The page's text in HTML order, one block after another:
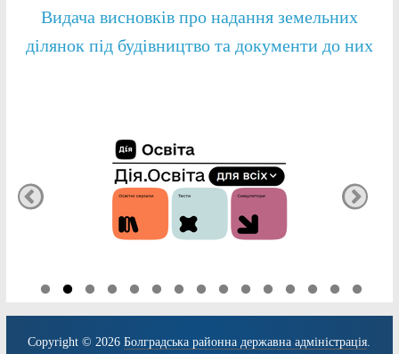
Видача висновків про надання земельних
ділянок під будівництво та документи до них
Copyright © 2026Болградська районна державна адміністрація